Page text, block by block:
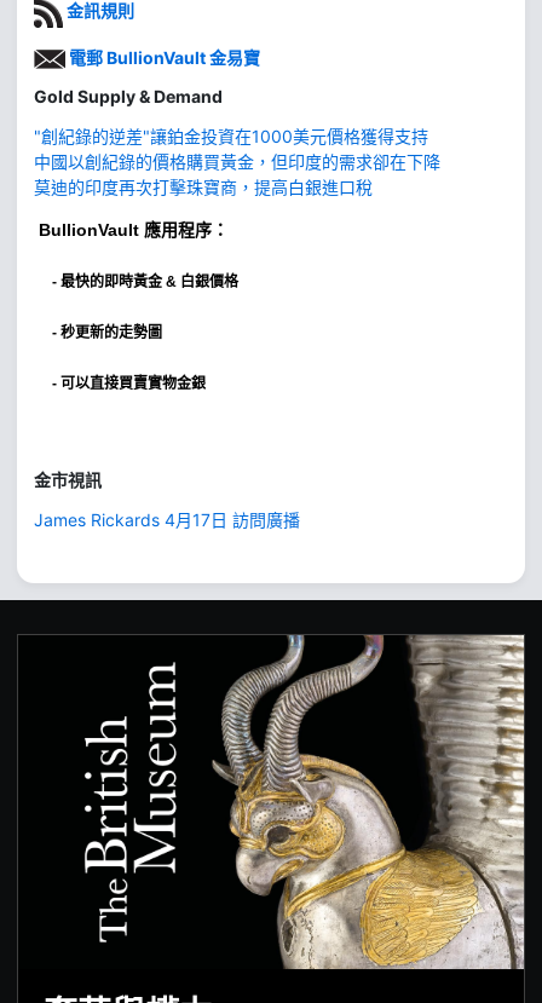
金訊規則
電郵 BullionVault 金易寶
Gold Supply & Demand
"創紀錄的逆差"讓鉑金投資在1000美元價格獲得支持
中國以創紀錄的價格購買黃金，但印度的需求卻在下降
莫迪的印度再次打擊珠寶商，提高白銀進口稅
BullionVault 應用程序：
- 最快的即時黃金 & 白銀價格
- 秒更新的走勢圖
- 可以直接買賣實物金銀
金市視訊
James Rickards 4月17日 訪問廣播